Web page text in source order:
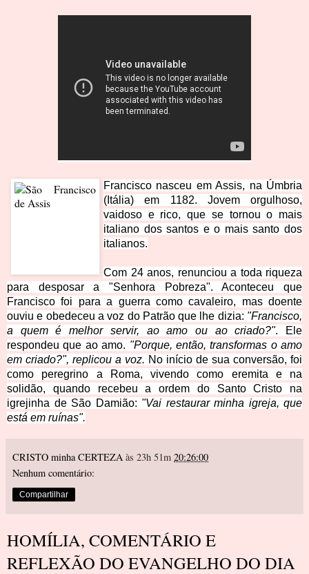
Francisco nasceu em Assis, na Úmbria
(Itália) em 1182. Jovem orgulhoso,
vaidoso e rico, que se tornou o mais
italiano dos santos e o mais santo dos
italianos.
Com 24 anos, renunciou a toda riqueza
para desposar a "Senhora Pobreza". Aconteceu que
Francisco foi para a guerra como cavaleiro, mas doente
ouviu e obedeceu a voz do Patrão que lhe dizia: "Francisco,
a quem é melhor servir, ao amo ou ao criado?". Ele
respondeu que ao amo. "Porque, então, transformas o amo
em criado?", replicou a voz. No início de sua conversão, foi
como peregrino a Roma, vivendo como eremita e na
solidão, quando recebeu a ordem do Santo Cristo na
igrejinha de São Damião: "Vai restaurar minha igreja, que
está em ruínas".
CRISTO minha CERTEZA às 23h 51m 20:26:00
Nenhum comentário:
Compartilhar
HOMÍLIA, COMENTÁRIO E
REFLEXÃO DO EVANGELHO DO DIA